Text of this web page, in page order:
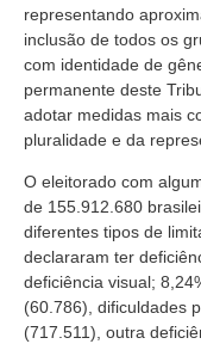
representando
inclusão de todos os
com identidade de
permanente deste
adotar medidas mais
pluralidade e da
O eleitorado com
de 155.912.680
diferentes tipos de
declararam ter
deficiência visual;
(60.786), dificuldades
(717.511), outra